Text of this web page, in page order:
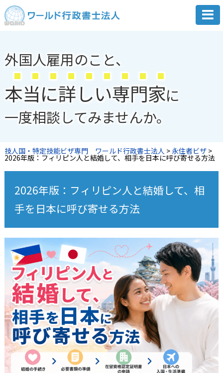
外国人雇用のこと、
本当に詳しい専門家に
一度相談してみませんか。
技人国・特定技能ビザ専門 ワールド行政書士法人 >永住者ビザ>
2026年版：フィリピン人と結婚して、相手を日本に呼び寄せる方法
2026年版：フィリピン人と結婚して、相
手を日本に呼び寄せる方法